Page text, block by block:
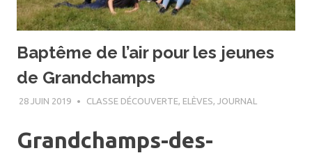
Baptême de l’air pour les jeunes
de Grandchamps
28 JUIN 2019 PATRICE OLIVON
CLASSE DÉCOUVERTE, ELÈVES, JOURNAL
Grandchamps-des-